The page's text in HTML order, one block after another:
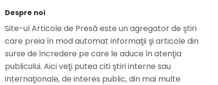
Despre noi
Site-ul Articole de Presă este un agregator de ştiri
care preia în mod automat informaţii şi articole din
surse de încredere pe care le aduce în atenţia
publicului. Aici veţi putea citi ştiri interne sau
internaţionale, de interes public, din mai multe